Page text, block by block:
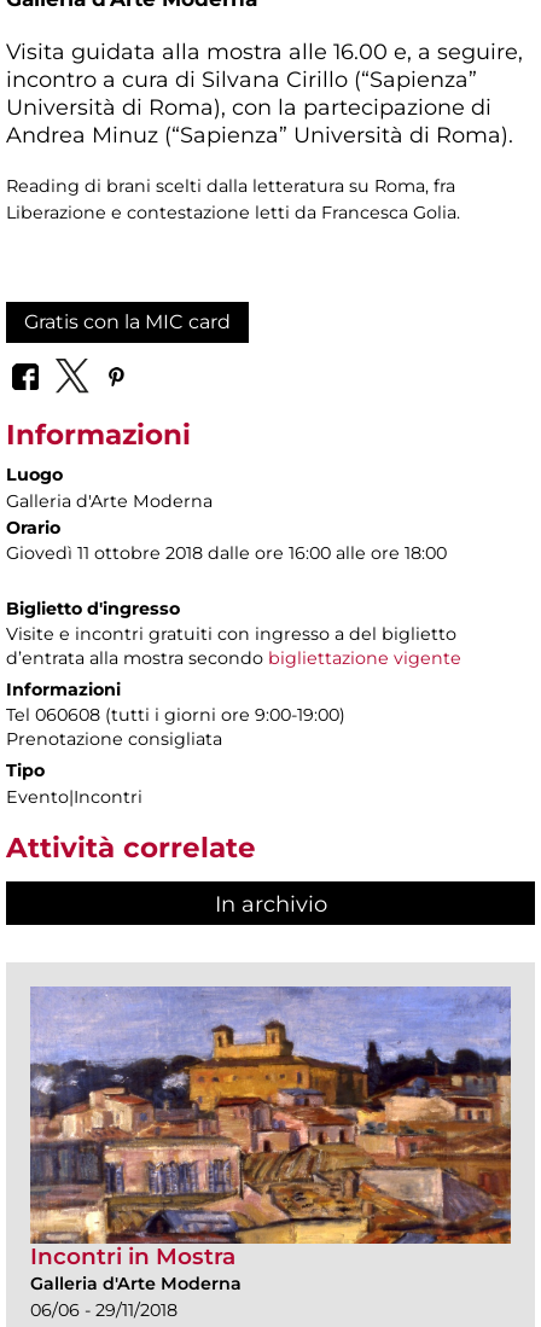
Visita guidata alla mostra alle 16.00 e, a seguire,
incontro a cura di Silvana Cirillo (“Sapienza”
Università di Roma), con la partecipazione di
Andrea Minuz (“Sapienza” Università di Roma).
Reading di brani scelti dalla letteratura su Roma, fra
Liberazione e contestazione letti da Francesca Golia.
Gratis con la MIC card
Informazioni
Luogo
Galleria d'Arte Moderna
Orario
Giovedì 11 ottobre 2018 dalle ore 16:00 alle ore 18:00
Biglietto d'ingresso
Visite e incontri gratuiti con ingresso a del biglietto
d’entrata alla mostra secondo bigliettazione vigente
Informazioni
Tel 060608 (tutti i giorni ore 9:00-19:00)
Prenotazione consigliata
Tipo
Evento|Incontri
Attività correlate
In archivio
Incontri in Mostra
Galleria d'Arte Moderna
06/06 - 29/11/2018